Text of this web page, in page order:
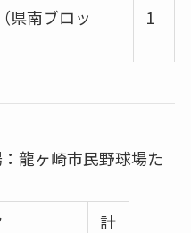
（県南ブロッ
1
龍ヶ崎市民野球場た
計